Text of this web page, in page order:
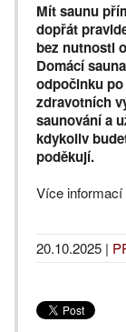
Mít saunu
dopřát
bez nutnosti
Domácí
odpočinku
zdravotních
saunování a
kdykoliv
poděkují.
Více informací
20.10.2025 |